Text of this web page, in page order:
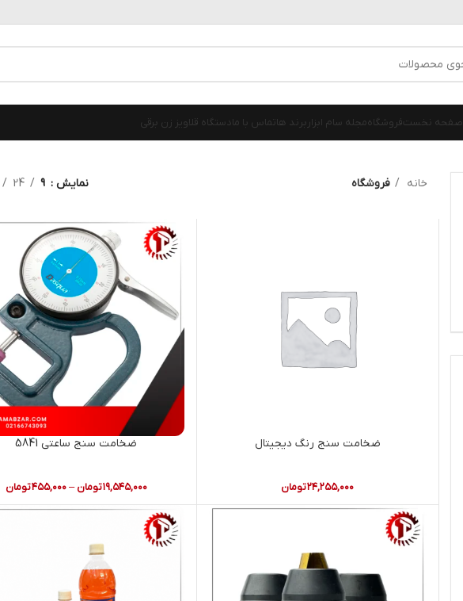
صفحه نخستفروشگاهمجله سام ابزار برند هاتماس با مادستگاه قلاویز زن برقی
خانه فروشگاه نمایش 9
24
ضخامت سنج رنگ دیجیتال
۲۴,۲۵۵,۰۰۰تومان
ضخامت سنج ساعتی 5841
۱۹,۵۴۵,۰۰۰تومان –۴۵۵,۰۰۰تومان